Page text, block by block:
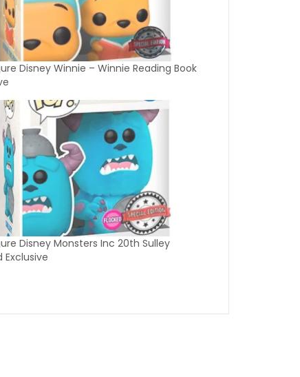
Disney Winnie – Winnie Reading Book
Disney Monsters Inc 20th Sulley
Exclusive